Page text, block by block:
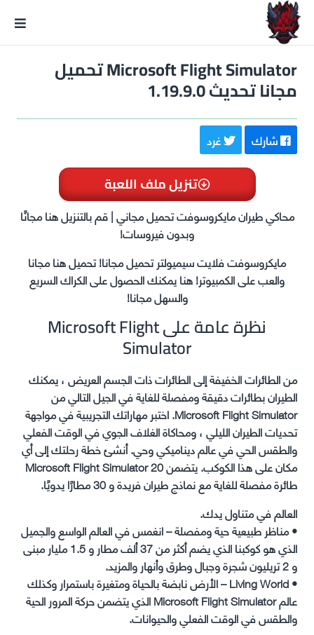
Microsoft Flight Simulator تحميل
مجانا تحديث 1.19.9.0
شارك غرد
تنزيل ملف اللعبة
محاكي طيران مايكروسوفت تحميل مجاني | قم بالتنزيل هنا مجانًا
وبدون فيروسات!
مايكروسوفت فلايت سيميولتر تحميل مجانا! تحميل هنا مجانا
والعب على الكمبيوتر! هنا يمكنك الحصول على الكراك السريع
والسهل مجانا!
نظرة عامة على Microsoft Flight
Simulator
من الطائرات الخفيفة إلى الطائرات ذات الجسم العريض ، يمكنك
الطيران بطائرات دقيقة ومفصلة للغاية في الجيل التالي من
Microsoft Flight Simulator. اختبر مهاراتك التجريبية في مواجهة
تحديات الطيران الليلي ، ومحاكاة الغلاف الجوي في الوقت الفعلي
والطقس الحي في عالم ديناميكي وحي. أنشئ خطة رحلتك إلى أي
مكان على هذا الكوكب. يتضمن Microsoft Flight Simulator 20
طائرة مفصلة للغاية مع نماذج طيران فريدة و 30 مطارًا يدويًا.
العالم في متناول يدك.
• مناظر طبيعية حية ومفصلة – انغمس في العالم الواسع والجميل
الذي هو كوكبنا الذي يضم أكثر من 37 ألف مطار و 1.5 مليار مبنى
و 2 تريليون شجرة وجبال وطرق وأنهار والمزيد.
• Living World – الأرض نابضة بالحياة ومتغيرة باستمرار وكذلك
عالم Microsoft Flight Simulator الذي يتضمن حركة المرور الحية
والطقس في الوقت الفعلي والحيوانات.